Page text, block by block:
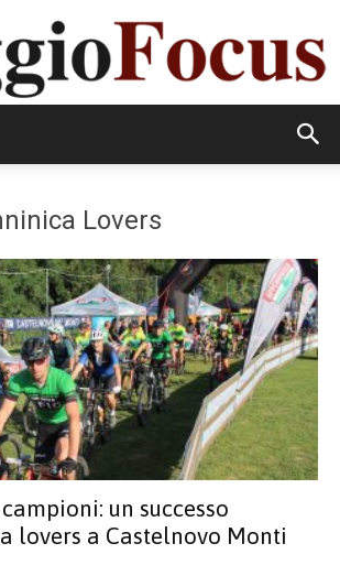
Lovers
un successo
lovers a Castelnovo Monti